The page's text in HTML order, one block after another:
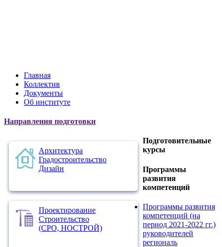
Главная
Коллектив
Документы
Об институте
Направления подготовки
Архитектура
Градостроительство
Дизайн
Проектирование
Строительство
(СРО, НОСТРОЙ)
Подготовительные
курсы
Программы
развития
компетенций
Программы развития
компетенций (на
период 2021-2022 гг.)
руководителей
региональ